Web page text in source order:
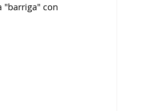
"barriga" con